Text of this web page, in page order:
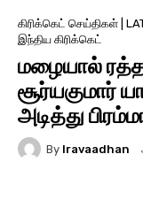
கிரிக்கெட் செய்திகள் |
இந்திய கிரிக்கெட்
மழையால்
சூர்யகுமார்
அடித்து
By Iravaadhan